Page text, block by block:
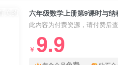
六年级数学上册第9课时与纳
此内容为付费资源，请付费后
￥ 9.9